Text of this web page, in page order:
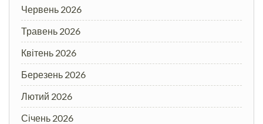
Червень 2026
Травень 2026
Квітень 2026
Березень 2026
Лютий 2026
Січень 2026